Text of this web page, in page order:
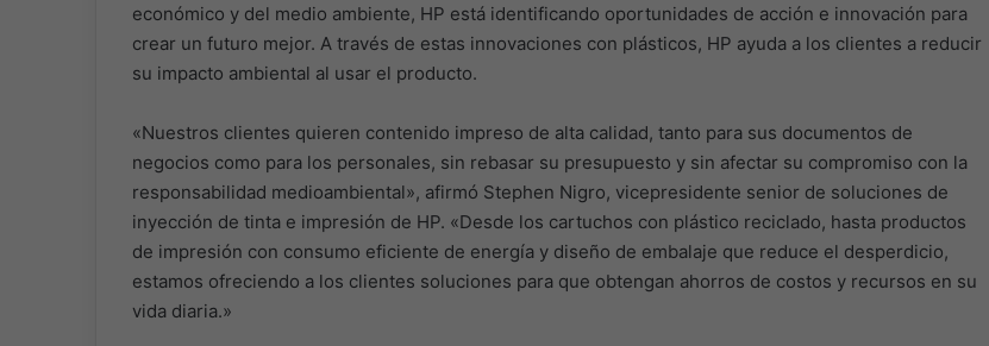
económico y del medio ambiente, HP está identificando oportunidades de acción e innovación para
crear un futuro mejor. A través de estas innovaciones con plásticos, HP ayuda a los clientes a reducir
su impacto ambiental al usar el producto.
«Nuestros clientes quieren contenido impreso de alta calidad, tanto para sus documentos de
negocios como para los personales, sin rebasar su presupuesto y sin afectar su compromiso con la
responsabilidad medioambiental», afirmó Stephen Nigro, vicepresidente senior de soluciones de
inyección de tinta e impresión de HP. «Desde los cartuchos con plástico reciclado, hasta productos
de impresión con consumo eficiente de energía y diseño de embalaje que reduce el desperdicio,
estamos ofreciendo a los clientes soluciones para que obtengan ahorros de costos y recursos en su
vida diaria.»